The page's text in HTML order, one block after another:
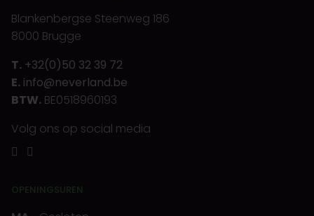
Blankenbergse Steenweg 186
8000 Brugge
T. +32(0)50 32 39 72
E. info@neverland.be
BTW. BE0518960193
Volg ons op social media
OPENINGSUREN